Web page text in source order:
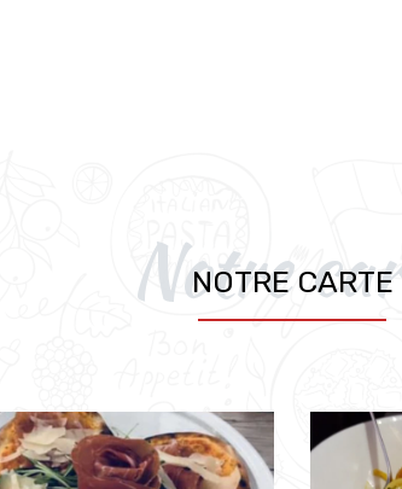
Notre
NOTRE CARTE